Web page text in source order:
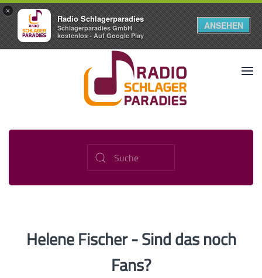
×
Radio Schlagerparadies
Schlagerparadies GmbH
kostenlos - Auf Google Play
ANSEHEN
Helene Fischer - Sind das noch
Fans?